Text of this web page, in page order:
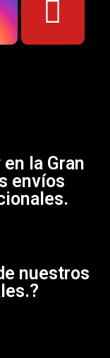
la Gran
envíos
nuestros